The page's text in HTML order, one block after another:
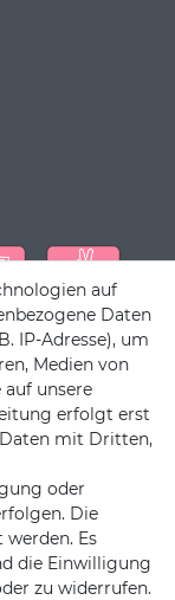
auf
Daten
IP-Adresse), um
Medien von
unsere
erfolgt erst
mit Dritten,
oder
Die
Es
die Einwilligung
zu widerrufen.